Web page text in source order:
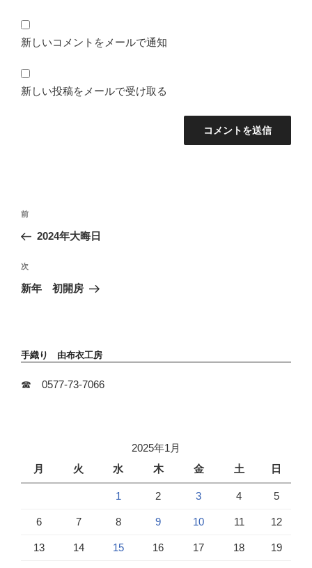
新しいコメントをメールで通知
新しい投稿をメールで受け取る
稿
ナ
ゲ
ー
前
の
稿
前
2024年大晦日
次
の
次
新年 初開房
手織り 由布衣工房
☎ 0577-73-7066
2025年1月
月
火 水 木 金 土 日
1 2 3 4 5
6 7 8 9 10 11 12
13 14 15 16 17 18 19